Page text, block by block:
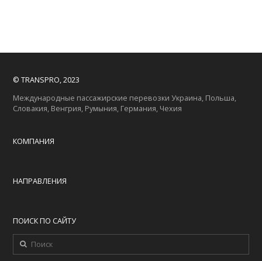
© TRANSPRO, 2023
Международные пассажирские перевозки Украина, Польша,
Словакия, Венгрия, Румыния, Германия, Чехия
КОМПАНИЯ
НАПРАВЛЕНИЯ
ПОИСК ПО САЙТУ